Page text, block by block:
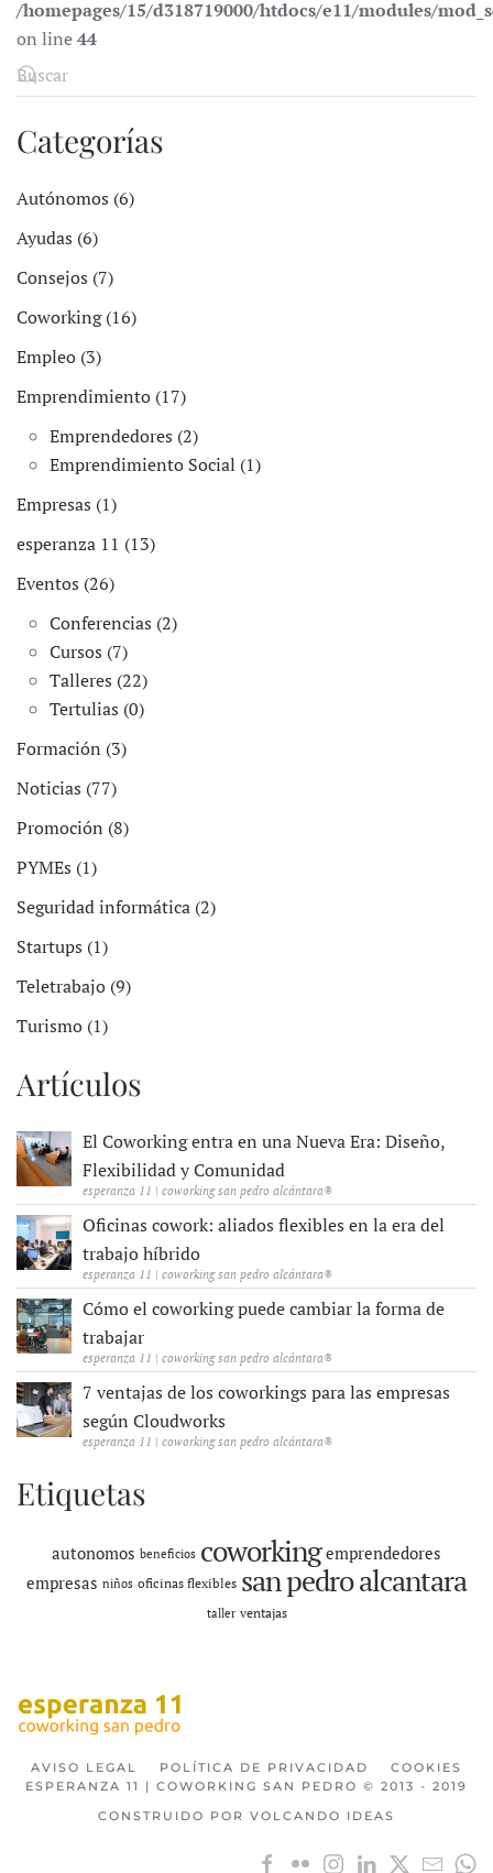
/homepages/15/d318719000/htdocs/e11/modules/
on line44
Categorías
Autónomos (6)
Ayudas (6)
Consejos (7)
Coworking (16)
Empleo (3)
Emprendimiento (17)
Emprendedores (2)
Emprendimiento Social (1)
Empresas (1)
esperanza 11 (13)
Eventos (26)
Conferencias (2)
Cursos (7)
Talleres (22)
Tertulias (0)
Formación (3)
Noticias (77)
Promoción (8)
PYMEs (1)
Seguridad informática (2)
Startups (1)
Teletrabajo (9)
Turismo (1)
Artículos
El Coworking entra en una Nueva Era: Diseño,
Flexibilidad y Comunidad
esperanza 11 | coworking san pedro alcántara®
Oficinas cowork: aliados flexibles en la era del
trabajo híbrido
esperanza 11 | coworking san pedro alcántara®
Cómo el coworking puede cambiar la forma de
trabajar
esperanza 11 | coworking san pedro alcántara®
7 ventajas de los coworkings para las empresas
según Cloudworks
esperanza 11 | coworking san pedro alcántara®
Etiquetas
autonomos beneficios coworking emprendedores
empresas niños oficinas flexibles san pedro alcantara
taller ventajas
AVISO LEGAL POLÍTICA DE PRIVACIDAD
COOKIES
ESPERANZA 11 | COWORKING SAN PEDRO © 2013 - 2019
CONSTRUIDO POR VOLCANDO IDEAS